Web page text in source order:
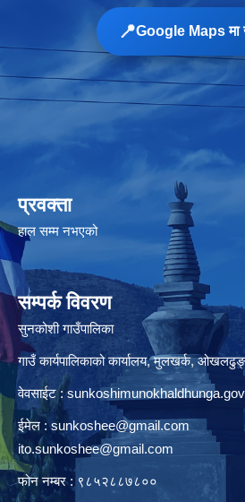
📍Google Maps मा
प्रवक्ता
हाल सम्म नभएको
सम्पर्क विवरण
सुनकोशी गाउँपालिका
गाउँ कार्यपालिकाको कार्यालय, मुलखर्क,
वेवसाईट :
ईमेल :sunkoshee@gmail.com
ito.sunkoshee@gmail.com
फोन नम्बर : ९८५२८८७८००